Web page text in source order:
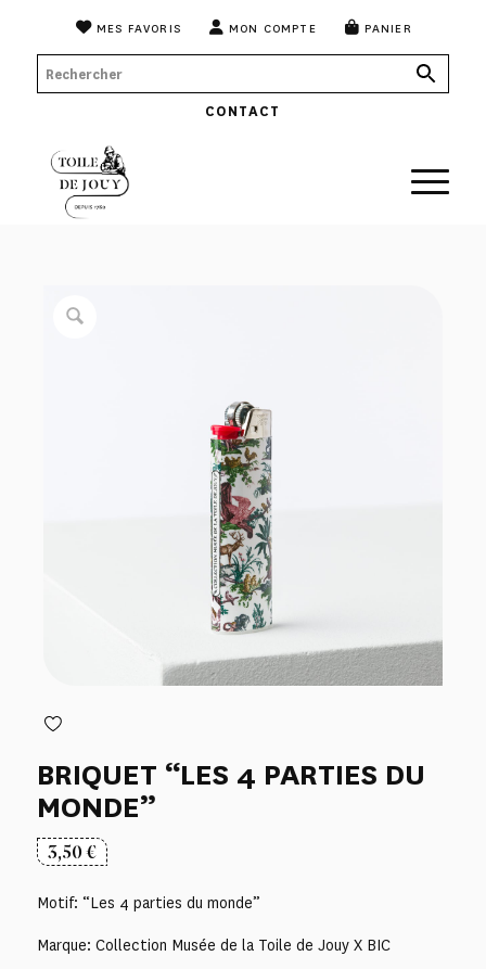
MES FAVORIS MON COMPTE PANIER
CONTACT
BRIQUET “LES 4 PARTIES DU
MONDE”
3,50€
Motif: “Les 4 parties du monde”
Marque: Collection Musée de la Toile de Jouy X BIC